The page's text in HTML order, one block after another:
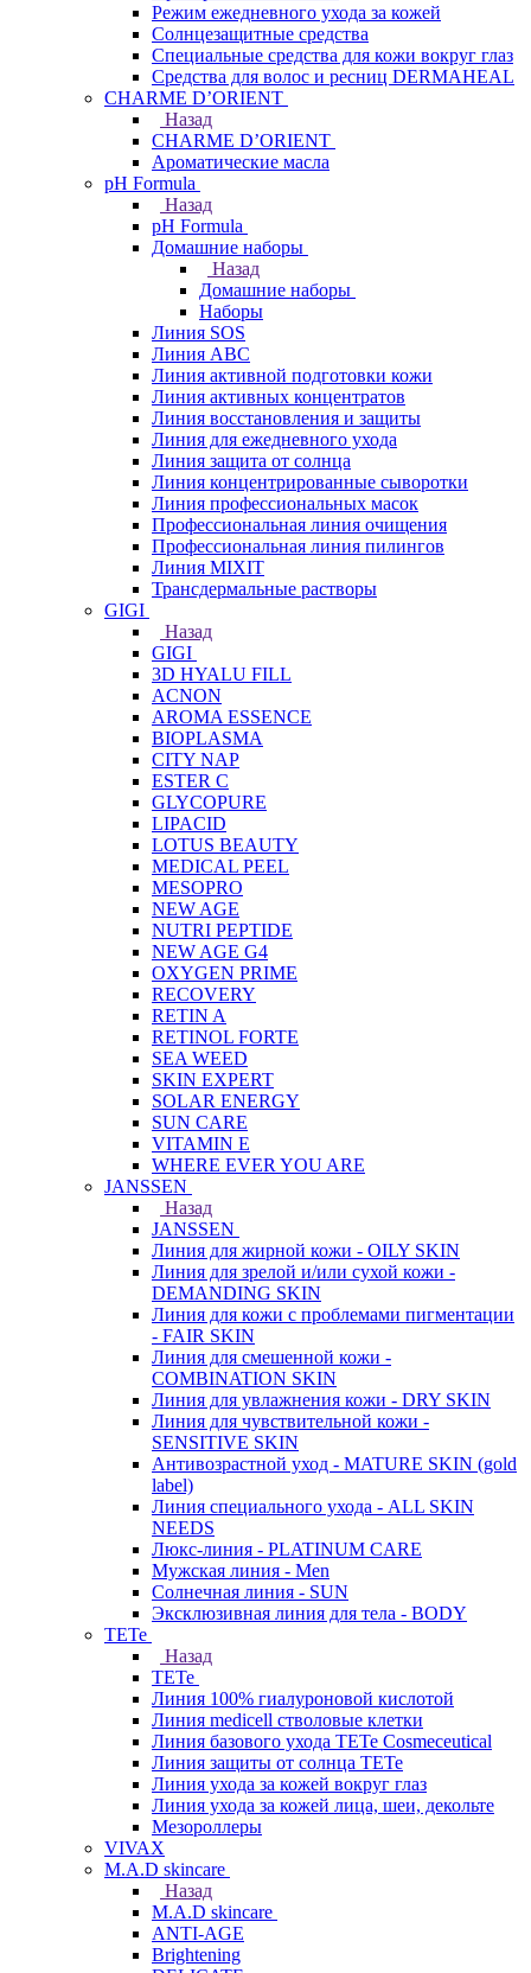
Режим ежедневного ухода за кожей
Солнцезащитные средства
Специальные средства для кожи вокруг глаз
Средства для волос и ресниц DERMAHEAL
CHARME D’ORIENT
Назад
CHARME D’ORIENT
Ароматические масла
pH Formula
Назад
pH Formula
Домашние наборы
Назад
Домашние наборы
Наборы
Линия SOS
Линия АВС
Линия активной подготовки кожи
Линия активных концентратов
Линия восстановления и защиты
Линия для ежедневного ухода
Линия защита от солнца
Линия концентрированные сыворотки
Линия профессиональных масок
Профессиональная линия очищения
Профессиональная линия пилингов
Линия MIXIT
Трансдермальные растворы
GIGI
Назад
GIGI
3D HYALU FILL
ACNON
AROMA ESSENCE
BIOPLASMA
CITY NAP
ESTER C
GLYCOPURE
LIPACID
LOTUS BEAUTY
MEDICAL PEEL
MESOPRO
NEW AGE
NUTRI PEPTIDE
NEW AGE G4
OXYGEN PRIME
RECOVERY
RETIN A
RETINOL FORTE
SEA WEED
SKIN EXPERT
SOLAR ENERGY
SUN CARE
VITAMIN E
WHERE EVER YOU ARE
JANSSEN
Назад
JANSSEN
Линия для жирной кожи - OILY SKIN
Линия для зрелой и/или сухой кожи -
DEMANDING SKIN
Линия для кожи с проблемами пигментации
- FAIR SKIN
Линия для смешенной кожи -
COMBINATION SKIN
Линия для увлажнения кожи - DRY SKIN
Линия для чувствительной кожи -
SENSITIVE SKIN
Антивозрастной уход - MATURE SKIN (gold
label)
Линия специального ухода - ALL SKIN
NEEDS
Люкс-линия - PLATINUM CARE
Мужская линия - Men
Солнечная линия - SUN
Эксклюзивная линия для тела - BODY
TETe
Назад
TETe
Линия 100% гиалуроновой кислотой
Линия medicell стволовые клетки
Линия базового ухода TETe Cosmeceutical
Линия защиты от солнца TETe
Линия ухода за кожей вокруг глаз
Линия ухода за кожей лица, шеи, декольте
Мезороллеры
VIVAX
M.A.D skincare
Назад
M.A.D skincare
ANTI-AGE
Brightening